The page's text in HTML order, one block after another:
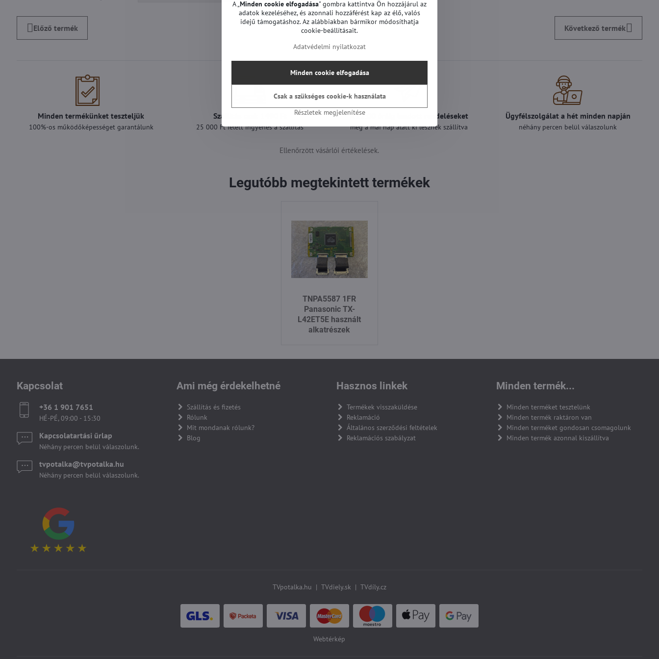
Előző termék Következő termék
Minden termékünket teszteljük
100%-os működőképességet garantálunk
Szállítás csak 1490 Ft
25 000 Ft felett ingyenes a szállítás
A 12:00 óráig leadott rendeléseket
még a mai nap alatt ki lesznek szállítva
Ügyfélszolgálat a hét minden napján
néhány percen belül válaszolunk
Ellenőrzött vásárlói értékelések.
Legutóbb megtekintett termékek
TNPA5587 1FR
Panasonic TX-
L42ET5E használt
alkatrészek
Kapcsolat
+36 1 901 7651
HÉ-PÉ, 09:00 - 15:30
Kapcsolatartási űrlap
Néhány percen belül válaszolunk.
tvpotalka​@tvpotalka​.hu
Néhány percen belül válaszolunk.
Ami még érdekelhetné
Szállítás és fizetés
Rólunk
Mit mondanak rólunk?
Blog
Hasznos linkek
Termékek visszaküldése
Reklamáció
Általános szerződési feltételek
Reklamációs szabályzat
Minden termék...
Minden terméket tesztelünk
Minden termék raktáron van
Minden terméket gondosan csomagolunk
Minden termék azonnal kiszállítva
TVpotalka.hu | TVdiely.sk | TVdíly.cz
Webtérkép
A „ Minden cookie elfogadása" gombra kattintva Ön hozzájárul az
adatok kezeléséhez, és azonnali hozzáférést kap az élő, valós
idejű támogatáshoz. Az alábbiakban bármikor módosíthatja
cookie-beállításait.
Adatvédelmi nyilatkozat
Részletek megjelenítése
Minden cookie elfogadása
Csak a szükséges cookie-k használata